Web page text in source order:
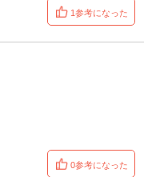
1参考になった
0参考になった